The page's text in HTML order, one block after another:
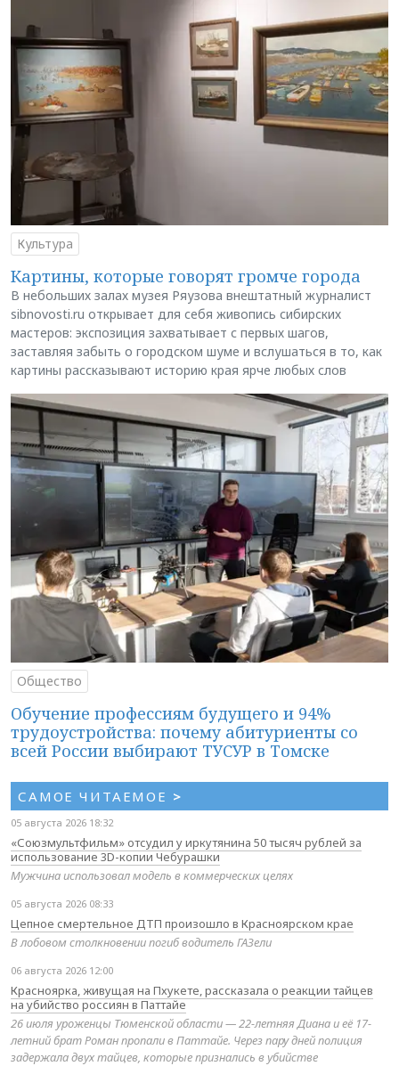
Культура
Картины, которые говорят громче города
В небольших залах музея Ряузова внештатный журналист
sibnovosti.ru открывает для себя живопись сибирских
мастеров: экспозиция захватывает с первых шагов,
заставляя забыть о городском шуме и вслушаться в то, как
картины рассказывают историю края ярче любых слов
Общество
Обучение профессиям будущего и 94%
трудоустройства: почему абитуриенты со
всей России выбирают ТУСУР в Томске
САМОЕ ЧИТАЕМОЕ >
05 августа 2026 18:32
«Союзмультфильм» отсудил у иркутянина 50 тысяч рублей за
использование 3D-копии Чебурашки
Мужчина использовал модель в коммерческих целях
05 августа 2026 08:33
Цепное смертельное ДТП произошло в Красноярском крае
В лобовом столкновении погиб водитель ГАЗели
06 августа 2026 12:00
Красноярка, живущая на Пхукете, рассказала о реакции тайцев
на убийство россиян в Паттайе
26 июля уроженцы Тюменской области — 22-летняя Диана и её 17-
летний брат Роман пропали в Паттайе. Через пару дней полиция
задержала двух тайцев, которые признались в убийстве